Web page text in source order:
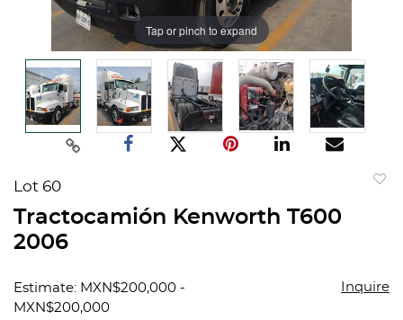
Tap or pinch to expand
Lot 60
Tractocamión Kenworth T600
2006
Estimate: MXN$200,000 -
MXN$200,000
Inquire